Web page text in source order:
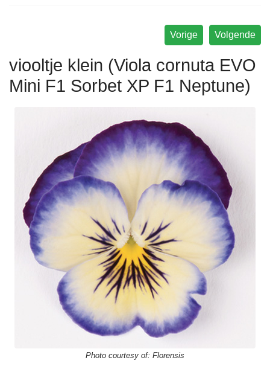
Volgende
Vorige
viooltje klein (Viola cornuta EVO
Mini F1 Sorbet XP F1 Neptune)
Photo courtesy of: Florensis